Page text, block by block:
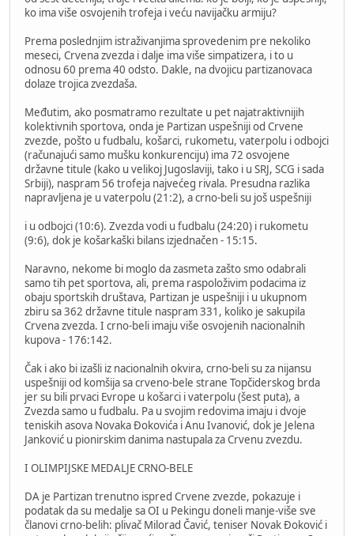
ko ima više osvojenih trofeja i veću navijačku armiju?
Prema poslednjim istraživanjima sprovedenim pre nekoliko
meseci, Crvena zvezda i dalje ima više simpatizera, i to u
odnosu 60 prema 40 odsto. Dakle, na dvojicu partizanovaca
dolaze trojica zvezdaša.
Međutim, ako posmatramo rezultate u pet najatraktivnijih
kolektivnih sportova, onda je Partizan uspešniji od Crvene
zvezde, pošto u fudbalu, košarci, rukometu, vaterpolu i odbojci
(računajući samo mušku konkurenciju) ima 72 osvojene
državne titule (kako u velikoj Jugoslaviji, tako i u SRJ, SCG i sada
Srbiji), naspram 56 trofeja najvećeg rivala. Presudna razlika
napravljena je u vaterpolu (21:2), a crno-beli su još uspešniji
i u odbojci (10:6). Zvezda vodi u fudbalu (24:20) i rukometu
(9:6), dok je košarkaški bilans izjednačen - 15:15.
Naravno, nekome bi moglo da zasmeta zašto smo odabrali
samo tih pet sportova, ali, prema raspoloživim podacima iz
obaju sportskih društava, Partizan je uspešniji i u ukupnom
zbiru sa 362 državne titule naspram 331, koliko je sakupila
Crvena zvezda. I crno-beli imaju više osvojenih nacionalnih
kupova - 176:142.
Čak i ako bi izašli iz nacionalnih okvira, crno-beli su za nijansu
uspešniji od komšija sa crveno-bele strane Topčiderskog brda
jer su bili prvaci Evrope u košarci i vaterpolu (šest puta), a
Zvezda samo u fudbalu. Pa u svojim redovima imaju i dvoje
teniskih asova Novaka Đokovića i Anu Ivanović, dok je Jelena
Janković u pionirskim danima nastupala za Crvenu zvezdu.
I OLIMPIJSKE MEDALJE CRNO-BELE
DA je Partizan trenutno ispred Crvene zvezde, pokazuje i
podatak da su medalje sa OI u Pekingu doneli manje-više sve
članovi crno-belih: plivač Milorad Čavić, teniser Novak Đoković i